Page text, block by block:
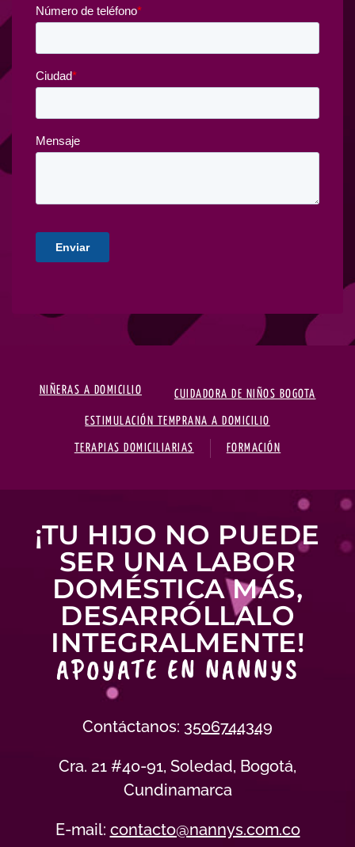
NIÑERAS A DOMICILIO CUIDADORA DE NIÑOS BOGOTA
ESTIMULACIÓN TEMPRANA A DOMICILIO
TERAPIAS DOMICILIARIAS FORMACIÓN
¡TU HIJO NO PUEDE
SER UNA LABOR
DOMÉSTICA MÁS,
DESARRÓLLALO
INTEGRALMENTE!
APOYATE EN NANNYS
Contáctanos: 3506744349
Cra. 21 #40-91, Soledad, Bogotá,
Cundinamarca
E-mail: contacto@nannys.com.co